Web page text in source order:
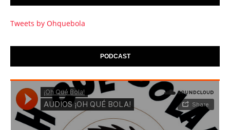
Tweets by Ohquebola
PODCAST